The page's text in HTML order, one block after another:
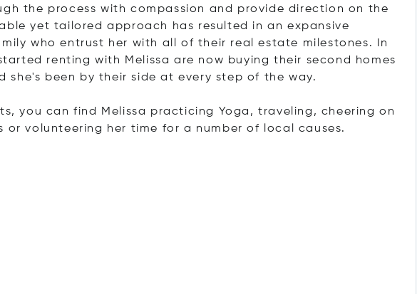
the process with compassion and provide direction on the
yet tailored approach has resulted in an expansive
who entrust her with all of their real estate milestones. In
renting with Melissa are now buying their second homes
she's been by their side at every step of the way.
you can find Melissa practicing Yoga, traveling, cheering on
or volunteering her time for a number of local causes.